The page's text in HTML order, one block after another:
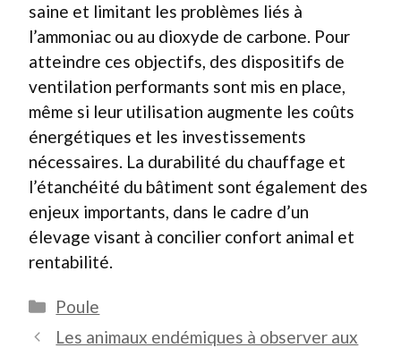
saine et limitant les problèmes liés à
l’ammoniac ou au dioxyde de carbone. Pour
atteindre ces objectifs, des dispositifs de
ventilation performants sont mis en place,
même si leur utilisation augmente les coûts
énergétiques et les investissements
nécessaires. La durabilité du chauffage et
l’étanchéité du bâtiment sont également des
enjeux importants, dans le cadre d’un
élevage visant à concilier confort animal et
rentabilité.
Catégories
Poule
Les animaux endémiques à observer aux